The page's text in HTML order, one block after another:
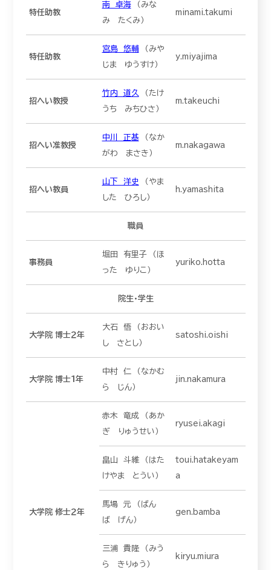
特任助教
南 卓海（みな
み たくみ）
minami.takumi
特任助教
宮島 悠輔（みや
じま ゆうすけ）
y.miyajima
招へい教授
竹内 道久
（たけ
うち みちひさ）
m.takeuchi
招へい准教授
中川 正基（なか
がわ まさき）
m.nakagawa
招へい教員
山下 洋史
（やま
した ひろし）
h.yamashita
職員
事務員
堀田 有里子 （ほ
った ゆりこ）
yuriko.hotta
院生・学生
大学院 博士２年
大石 悟 （おおい
し さとし）
satoshi.oishi
大学院 博士１年
中村 仁 （なかむ
ら じん）
jin.nakamura
大学院 修士２年
赤木 竜成 （あか
ぎ りゅうせい）
ryusei.akagi
畠山 斗維 （はた
けやま とうい）
toui.hatakeyam
a
馬場 元 （ばん
ば げん）
gen.bamba
三浦 貴隆 （みう
ら きりゅう）
kiryu.miura